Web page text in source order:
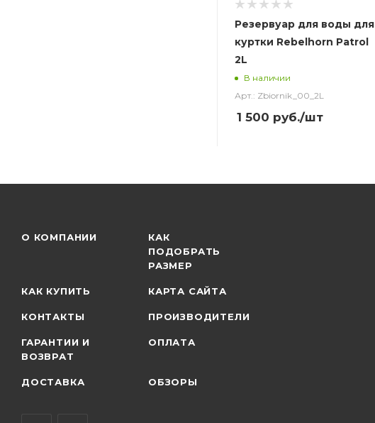
Резервуар для воды для
куртки Rebelhorn Patrol
2L
В наличии
Арт.: Zbiornik_00_2L
1 500 руб./шт
О КОМПАНИИ
КАК
ПОДОБРАТЬ
РАЗМЕР
КАК КУПИТЬ КАРТА САЙТА
КОНТАКТЫ ПРОИЗВОДИТЕЛИ
ГАРАНТИИ И
ВОЗВРАТ
ОПЛАТА
ДОСТАВКА ОБЗОРЫ